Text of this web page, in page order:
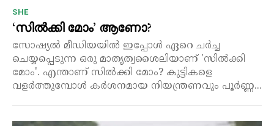
SHE
‘സിൽക്കി മോം’ ആണോ?
സോഷ്യൽ മീഡിയയിൽ ഇപ്പോൾ ഏറെ ചർച്ച
ചെയ്യപ്പെടുന്ന ഒരു മാതൃത്വശൈലിയാണ് 'സിൽക്കി
മോം'. എന്താണ് സിൽക്കി മോം? കുട്ടികളെ
വളർത്തുമ്പോൾ കർശനമായ നിയന്ത്രണവും പൂർണ്ണ...